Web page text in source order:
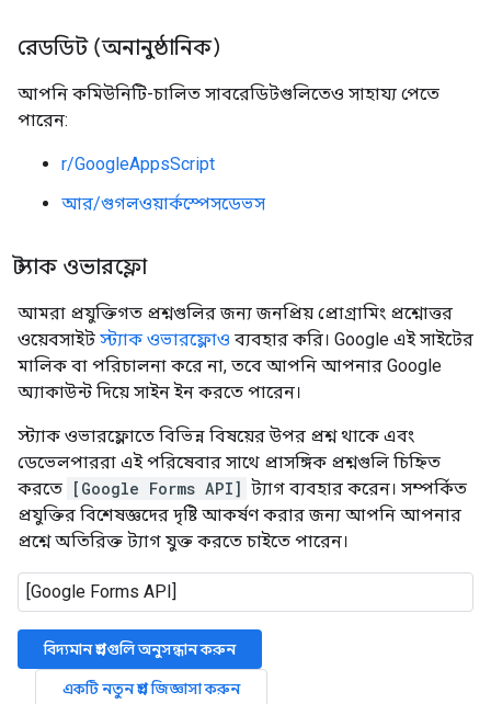
রেডডিট (অনানুষ্ঠানিক)
আপনি কমিউনিটি-চালিত সাবরেডিটগুলিতেও সাহায্য পেতে
পারেন:
r/GoogleAppsScript
আর/গুগলওয়ার্কস্পেসডেভস
স্ট্যাক ওভারফ্লো
আমরা প্রযুক্তিগত প্রশ্নগুলির জন্য জনপ্রিয় প্রোগ্রামিং প্রশ্নোত্তর
ওয়েবসাইট স্ট্যাক ওভারফ্লোও ব্যবহার করি। Google এই সাইটের
মালিক বা পরিচালনা করে না, তবে আপনি আপনার Google
অ্যাকাউন্ট দিয়ে সাইন ইন করতে পারেন।
স্ট্যাক ওভারফ্লোতে বিভিন্ন বিষয়ের উপর প্রশ্ন থাকে এবং
ডেভেলপাররা এই পরিষেবার সাথে প্রাসঙ্গিক প্রশ্নগুলি চিহ্নিত
করতে [Google Forms API] ট্যাগ ব্যবহার করেন। সম্পর্কিত
প্রযুক্তির বিশেষজ্ঞদের দৃষ্টি আকর্ষণ করার জন্য আপনি আপনার
প্রশ্নে অতিরিক্ত ট্যাগ যুক্ত করতে চাইতে পারেন।
বিদ্যমান প্রশ্নগুলি অনুসন্ধান করুন
একটি নতুন প্রশ্ন জিজ্ঞাসা করুন